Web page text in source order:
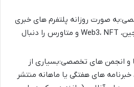
صورت روزانه پلتفرم های خبری
تخصصی در حوزه بلاکچین، Web3، NFT و متاورس را دنبال
و انجمن های تخصصی:بسیاری از
خبرنامه های هفتگی یا ماهانه منتشر